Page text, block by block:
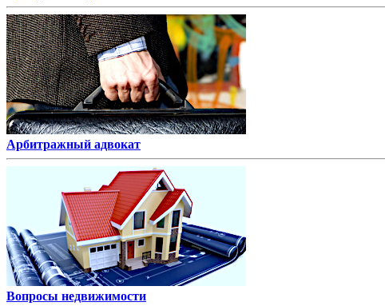
Арбитражный адвокат
Вопросы недвижимости